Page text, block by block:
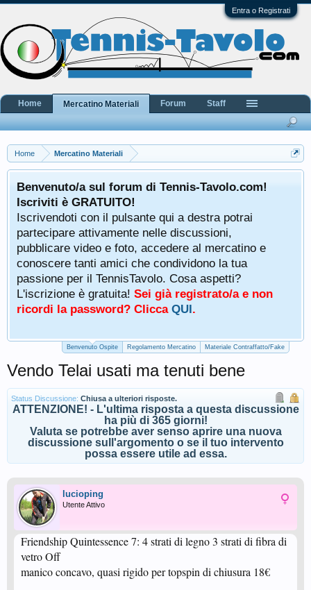
Entra o Registrati
Home Mercatino Materiali
Benvenuto/a sul forum di Tennis-Tavolo.com!
Iscriviti è GRATUITO!
Iscrivendoti con il pulsante qui a destra potrai
partecipare attivamente nelle discussioni,
pubblicare video e foto, accedere al mercatino e
conoscere tanti amici che condividono la tua
passione per il TennisTavolo. Cosa aspetti?
L'iscrizione è gratuita! Sei già registrato/a e non
ricordi la password? Clicca QUI.
Benvenuto Ospite Regolamento Mercatino Materiale Contraffatto/Fake
Vendo Telai usati ma tenuti bene
Status Discussione: Chiusa a ulteriori risposte.
ATTENZIONE! - L'ultima risposta a questa discussione
ha più di 365 giorni!
Valuta se potrebbe aver senso aprire una nuova
discussione sull'argomento o se il tuo intervento
possa essere utile ad essa.
lucioping
Utente Attivo
Friendship Quintessence 7: 4 strati di legno 3 strati di fibra di
vetro Off
manico concavo, quasi rigido per topspin di chiusura 18€
Home Mercatino Materiali Forum Staff